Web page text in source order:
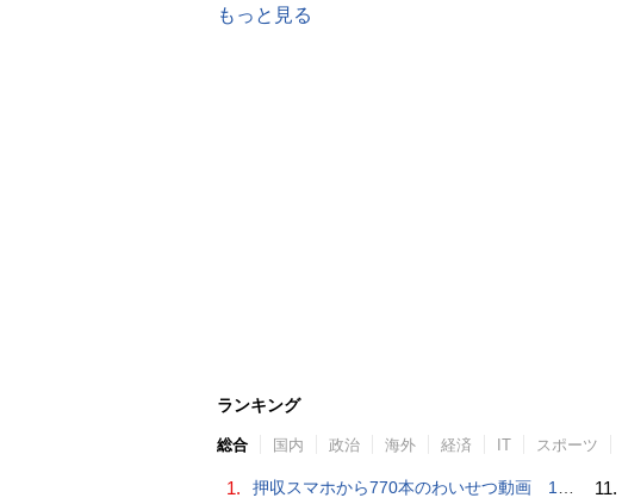
もっと見る
ランキング
総合 国内 政治 海外 経済 IT スポーツ
1. 押収スマホから770本のわいせつ動画 15歳少女に酒と薬飲ませ性的暴行か 54歳男を再逮捕 「薬もありますよ」とSNSで誘い出し 11.